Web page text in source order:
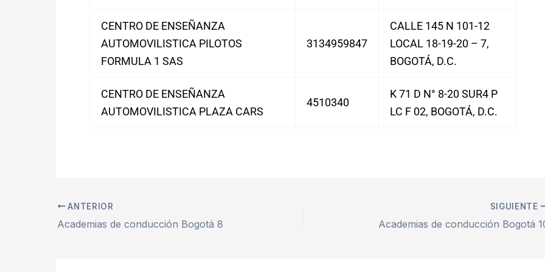
CENTRO DE ENSEÑANZA
AUTOMOVILISTICA PILOTOS
FORMULA 1 SAS
3134959847
CALLE 145 N 101-12
LOCAL 18-19-20 – 7,
BOGOTÁ, D.C.
CENTRO DE ENSEÑANZA
AUTOMOVILISTICA PLAZA CARS
4510340
K 71 D N° 8-20 SUR4 P
LC F 02, BOGOTÁ, D.C.
ANTERIOR
Academias de conducción Bogotá 8
SIGUIENTE
Academias de conducción Bogotá